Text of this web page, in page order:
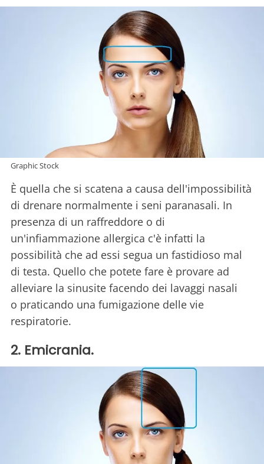
Graphic Stock
È quella che si scatena a causa dell'impossibilità
di drenare normalmente i seni paranasali. In
presenza di un raffreddore o di
un'infiammazione allergica c'è infatti la
possibilità che ad essi segua un fastidioso mal
di testa. Quello che potete fare è provare ad
alleviare la sinusite facendo dei lavaggi nasali
o praticando una fumigazione delle vie
respiratorie.
2. Emicrania.